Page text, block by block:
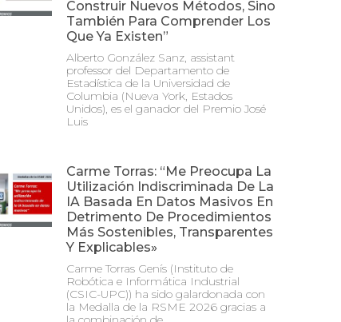
Construir Nuevos Métodos, Sino
También Para Comprender Los
Que Ya Existen”
Alberto González Sanz, assistant
professor del Departamento de
Estadística de la Universidad de
Columbia (Nueva York, Estados
Unidos), es el ganador del Premio José
Luis
Carme Torras: “Me Preocupa La
Utilización Indiscriminada De La
IA Basada En Datos Masivos En
Detrimento De Procedimientos
Más Sostenibles, Transparentes
Y Explicables»
Carme Torras Genís (Instituto de
Robótica e Informática Industrial
(CSIC-UPC)) ha sido galardonada con
la Medalla de la RSME 2026 gracias a